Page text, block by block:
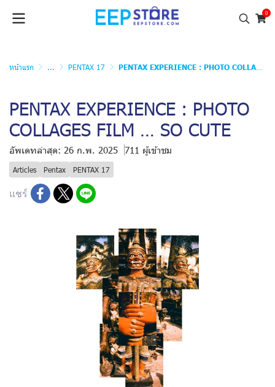
0
หน้าแรก ... PENTAX 17 PENTAX EXPERIENCE : PHOTO COLLAGES FILM … SO CUTE
PENTAX EXPERIENCE : PHOTO
COLLAGES FILM … SO CUTE
อัพเดทล่าสุด: 26 ก.พ. 2025 711 ผู้เข้าชม
Articles Pentax PENTAX 17
แชร์